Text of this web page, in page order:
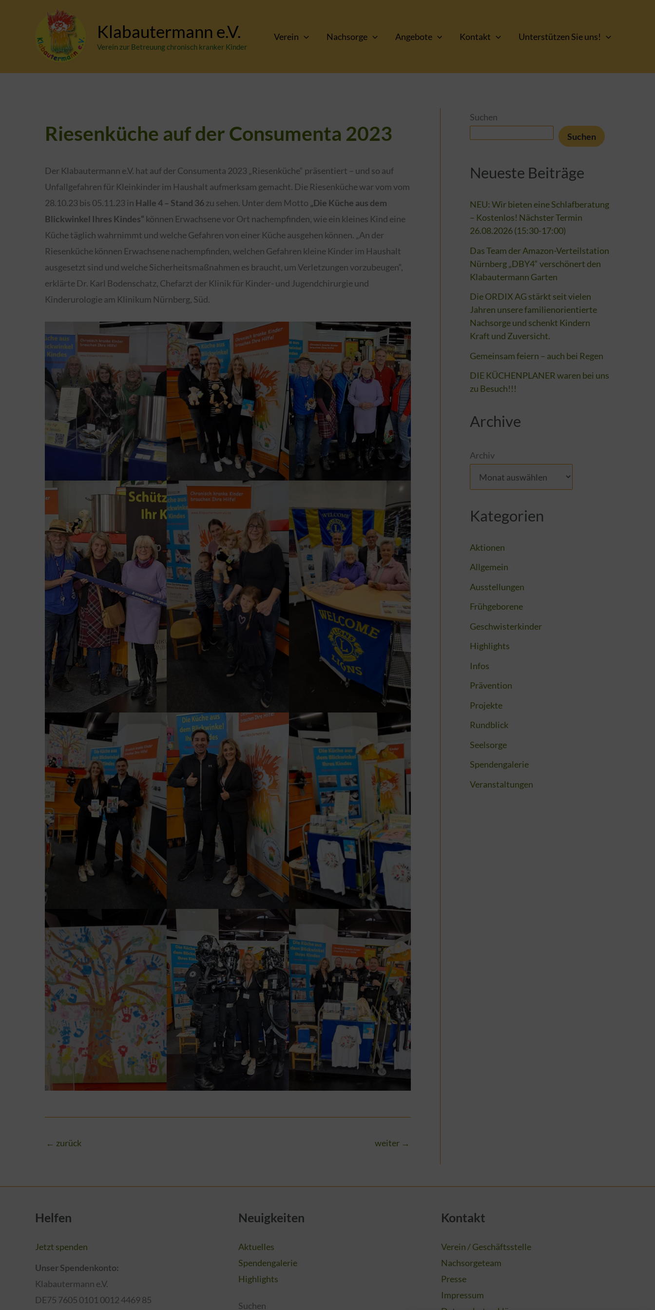
Klabautermann e.V.
Verein zur Betreuung chronisch kranker Kinder
Verein Nachsorge Angebote Kontakt Unterstützen Sie uns!
Riesenküche auf der Consumenta 2023
Der Klabautermann e.V. hat auf der Consumenta 2023 „Riesenküche“ präsentiert – und so auf
Unfallgefahren für Kleinkinder im Haushalt aufmerksam gemacht. Die Riesenküche war vom vom
28.10.23 bis 05.11.23 in Halle 4 – Stand 36zu sehen. Unter dem Motto „Die Küche aus dem
Blickwinkel Ihres Kindes“ können Erwachsene vor Ort nachempfinden, wie ein kleines Kind eine
Küche täglich wahrnimmt und welche Gefahren von einer Küche ausgehen können. „An der
Riesenküche können Erwachsene nachempfinden, welchen Gefahren kleine Kinder im Haushalt
ausgesetzt sind und welche Sicherheitsmaßnahmen es braucht, um Verletzungen vorzubeugen“,
erklärte Dr. Karl Bodenschatz, Chefarzt der Klinik für Kinder- und Jugendchirurgie und
Kinderurologie am Klinikum Nürnberg, Süd.
← zurück weiter →
Suchen
Suchen
Neueste Beiträge
NEU: Wir bieten eine Schlafberatung
– Kostenlos! Nächster Termin
26.08.2026 (15:30-17:00)
Das Team der Amazon-Verteilstation
Nürnberg „DBY4“ verschönert den
Klabautermann Garten
Die ORDIX AG stärkt seit vielen
Jahren unsere familienorientierte
Nachsorge und schenkt Kindern
Kraft und Zuversicht.
Gemeinsam feiern – auch bei Regen
DIE KÜCHENPLANER waren bei uns
zu Besuch!!!
Archive
Archiv
Kategorien
Aktionen
Allgemein
Ausstellungen
Frühgeborene
Geschwisterkinder
Highlights
Infos
Prävention
Projekte
Rundblick
Seelsorge
Spendengalerie
Veranstaltungen
Helfen
Jetzt spenden
Unser Spendenkonto:
Klabautermann e.V.
DE75 7605 0101 0012 4469 85
Neuigkeiten
Aktuelles
Spendengalerie
Highlights
Suchen
Kontakt
Verein / Geschäftsstelle
Nachsorgeteam
Presse
Impressum